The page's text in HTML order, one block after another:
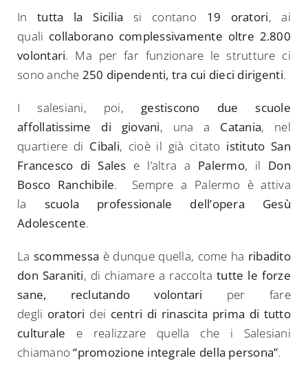
Intutta la Sicilia si contano 19 oratori, ai
quali collaborano complessivamente oltre 2.800
volontari. Ma per far funzionare le strutture ci
sono anche 250 dipendenti, tra cui dieci dirigenti.
I salesiani, poi, gestiscono due scuole
affollatissime di giovani, una a Catania, nel
quartiere di Cibali, cioè il già citato istituto San
Francesco di Sales e l’altra a Palermo, il Don
Bosco Ranchibile. Sempre a Palermo è attiva
la scuola professionale dell’opera Gesù
Adolescente.
La scommessa è dunque quella, come ha ribadito
don Saraniti, di chiamare a raccoltatutte le forze
sane, reclutando volontari per fare
degli oratori dei centri di rinascita prima di tutto
culturale e realizzare quella che i Salesiani
chiamano “promozione integrale della persona”.